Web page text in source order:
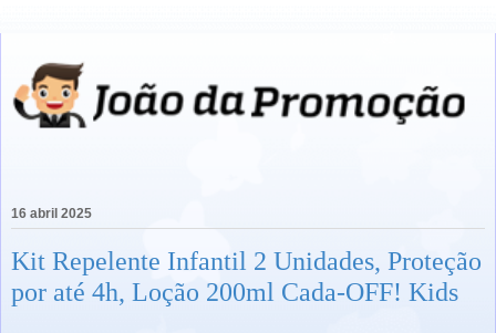
16 abril 2025
Kit Repelente Infantil 2 Unidades, Proteção
por até 4h, Loção 200ml Cada-OFF! Kids